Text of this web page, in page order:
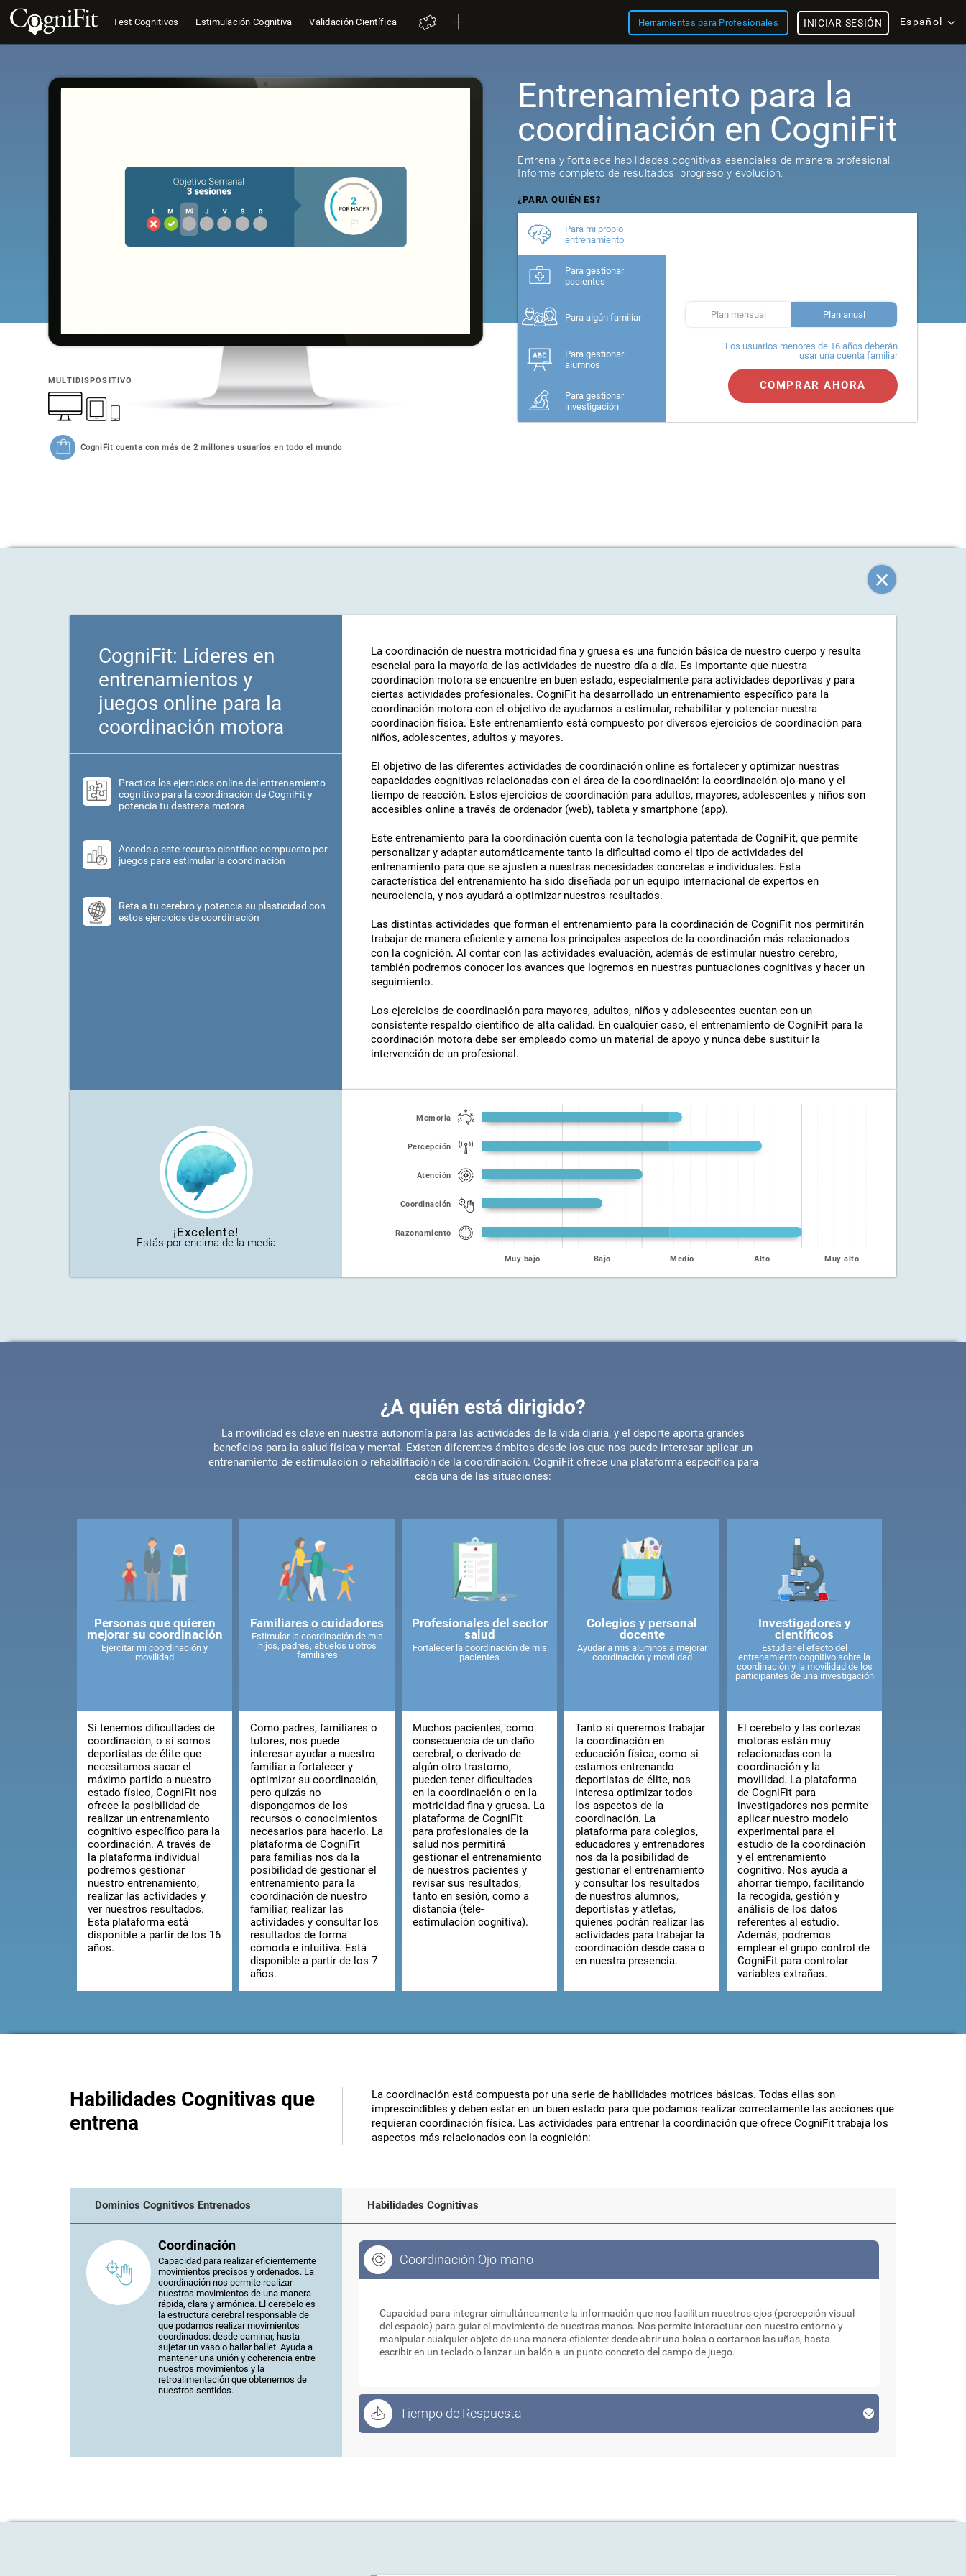
Test Cognitivos Estimulación Cognitiva Validación Científica Herramientas para Profesionales Español
INICIAR SESIÓN
MULTIDISPOSITIVO
CogniFit cuenta con más de 2 millones usuarios en todo el mundo
Entrenamiento para la
coordinación en CogniFit
Entrena y fortalece habilidades cognitivas esenciales de manera profesional.
Informe completo de resultados, progreso y evolución.
¿PARA QUIÉN ES?
Para mi propio
entrenamiento
Para gestionar
pacientes
Para algún familiar
Para gestionar
alumnos
Para gestionar
investigación
Plan mensual Plan anual
Los usuarios menores de 16 años deberán
usar una cuenta familiar
COMPRAR AHORA
CogniFit: Líderes en
entrenamientos y
juegos online para la
coordinación motora
Practica los ejercicios online del entrenamiento
cognitivo para la coordinación de CogniFit y
potencia tu destreza motora
Accede a este recurso científico compuesto por
juegos para estimular la coordinación
Reta a tu cerebro y potencia su plasticidad con
estos ejercicios de coordinación
La coordinación de nuestra motricidad fina y gruesa es una función básica de nuestro cuerpo y resulta
esencial para la mayoría de las actividades de nuestro día a día. Es importante que nuestra
coordinación motora se encuentre en buen estado, especialmente para actividades deportivas y para
ciertas actividades profesionales. CogniFit ha desarrollado un entrenamiento específico para la
coordinación motora con el objetivo de ayudarnos a estimular, rehabilitar y potenciar nuestra
coordinación física. Este entrenamiento está compuesto por diversos ejercicios de coordinación para
niños, adolescentes, adultos y mayores.
El objetivo de las diferentes actividades de coordinación online es fortalecer y optimizar nuestras
capacidades cognitivas relacionadas con el área de la coordinación: la coordinación ojo-mano y el
tiempo de reacción. Estos ejercicios de coordinación para adultos, mayores, adolescentes y niños son
accesibles online a través de ordenador (web), tableta y smartphone (app).
Este entrenamiento para la coordinación cuenta con la tecnología patentada de CogniFit, que permite
personalizar y adaptar automáticamente tanto la dificultad como el tipo de actividades del
entrenamiento para que se ajusten a nuestras necesidades concretas e individuales. Esta
característica del entrenamiento ha sido diseñada por un equipo internacional de expertos en
neurociencia, y nos ayudará a optimizar nuestros resultados.
Las distintas actividades que forman el entrenamiento para la coordinación de CogniFit nos permitirán
trabajar de manera eficiente y amena los principales aspectos de la coordinación más relacionados
con la cognición. Al contar con las actividades evaluación, además de estimular nuestro cerebro,
también podremos conocer los avances que logremos en nuestras puntuaciones cognitivas y hacer un
seguimiento.
Los ejercicios de coordinación para mayores, adultos, niños y adolescentes cuentan con un
consistente respaldo científico de alta calidad. En cualquier caso, el entrenamiento de CogniFit para la
coordinación motora debe ser empleado como un material de apoyo y nunca debe sustituir la
intervención de un profesional.
¡Excelente!
Estás por encima de la media
Memoria
Percepción
Atención
Coordinación
Razonamiento
Muy bajo Bajo Medio Alto Muy alto
¿A quién está dirigido?
La movilidad es clave en nuestra autonomía para las actividades de la vida diaria, y el deporte aporta grandes
beneficios para la salud física y mental. Existen diferentes ámbitos desde los que nos puede interesar aplicar un
entrenamiento de estimulación o rehabilitación de la coordinación. CogniFit ofrece una plataforma específica para
cada una de las situaciones:
Personas que quieren
mejorar su coordinación
Ejercitar mi coordinación y
movilidad
Si tenemos dificultades de
coordinación, o si somos
deportistas de élite que
necesitamos sacar el
máximo partido a nuestro
estado físico, CogniFit nos
ofrece la posibilidad de
realizar un entrenamiento
cognitivo específico para la
coordinación. A través de
la plataforma individual
podremos gestionar
nuestro entrenamiento,
realizar las actividades y
ver nuestros resultados.
Esta plataforma está
disponible a partir de los 16
años.
Familiares o cuidadores
Estimular la coordinación de mis
hijos, padres, abuelos u otros
familiares
Como padres, familiares o
tutores, nos puede
interesar ayudar a nuestro
familiar a fortalecer y
optimizar su coordinación,
pero quizás no
dispongamos de los
recursos o conocimientos
necesarios para hacerlo. La
plataforma de CogniFit
para familias nos da la
posibilidad de gestionar el
entrenamiento para la
coordinación de nuestro
familiar, realizar las
actividades y consultar los
resultados de forma
cómoda e intuitiva. Está
disponible a partir de los 7
años.
Profesionales del sector
salud
Fortalecer la coordinación de mis
pacientes
Muchos pacientes, como
consecuencia de un daño
cerebral, o derivado de
algún otro trastorno,
pueden tener dificultades
en la coordinación o en la
motricidad fina y gruesa. La
plataforma de CogniFit
para profesionales de la
salud nos permitirá
gestionar el entrenamiento
de nuestros pacientes y
revisar sus resultados,
tanto en sesión, como a
distancia (tele-
estimulación cognitiva).
Colegios y personal
docente
Ayudar a mis alumnos a mejorar
coordinación y movilidad
Tanto si queremos trabajar
la coordinación en
educación física, como si
estamos entrenando
deportistas de élite, nos
interesa optimizar todos
los aspectos de la
coordinación. La
plataforma para colegios,
educadores y entrenadores
nos da la posibilidad de
gestionar el entrenamiento
y consultar los resultados
de nuestros alumnos,
deportistas y atletas,
quienes podrán realizar las
actividades para trabajar la
coordinación desde casa o
en nuestra presencia.
Investigadores y
científicos
Estudiar el efecto del
entrenamiento cognitivo sobre la
coordinación y la movilidad de los
participantes de una investigación
El cerebelo y las cortezas
motoras están muy
relacionadas con la
coordinación y la
movilidad. La plataforma
de CogniFit para
investigadores nos permite
aplicar nuestro modelo
experimental para el
estudio de la coordinación
y el entrenamiento
cognitivo. Nos ayuda a
ahorrar tiempo, facilitando
la recogida, gestión y
análisis de los datos
referentes al estudio.
Además, podremos
emplear el grupo control de
CogniFit para controlar
variables extrañas.
Habilidades Cognitivas que
entrena
La coordinación está compuesta por una serie de habilidades motrices básicas. Todas ellas son
imprescindibles y deben estar en un buen estado para que podamos realizar correctamente las acciones que
requieran coordinación física. Las actividades para entrenar la coordinación que ofrece CogniFit trabaja los
aspectos más relacionados con la cognición:
Dominios Cognitivos Entrenados Habilidades Cognitivas
Coordinación
Capacidad para realizar eficientemente
movimientos precisos y ordenados. La
coordinación nos permite realizar
nuestros movimientos de una manera
rápida, clara y armónica. El cerebelo es
la estructura cerebral responsable de
que podamos realizar movimientos
coordinados: desde caminar, hasta
sujetar un vaso o bailar ballet. Ayuda a
mantener una unión y coherencia entre
nuestros movimientos y la
retroalimentación que obtenemos de
nuestros sentidos.
Coordinación Ojo-mano
Capacidad para integrar simultáneamente la información que nos facilitan nuestros ojos (percepción visual
del espacio) para guiar el movimiento de nuestras manos. Nos permite interactuar con nuestro entorno y
manipular cualquier objeto de una manera eficiente: desde abrir una bolsa o cortarnos las uñas, hasta
escribir en un teclado o lanzar un balón a un punto concreto del campo de juego.
Tiempo de Respuesta